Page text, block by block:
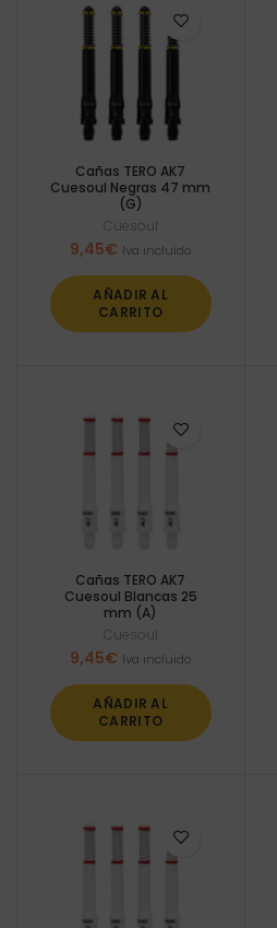
Cañas TERO AK7
Cuesoul Negras 47 mm
(G)
Cuesoul
9,45€ Iva incluido
AÑADIR AL
CARRITO
Cañas TERO AK7
Cuesoul Blancas 25
mm (A)
Cuesoul
9,45€ Iva incluido
AÑADIR AL
CARRITO